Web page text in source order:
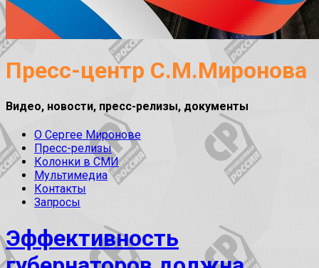
Пресс-центр С.М.Миронова
Видео, новости, пресс-релизы, документы
О Сергее Миронове
Пресс-релизы
Колонки в СМИ
Мультимедиа
Контакты
Запросы
Эффективность